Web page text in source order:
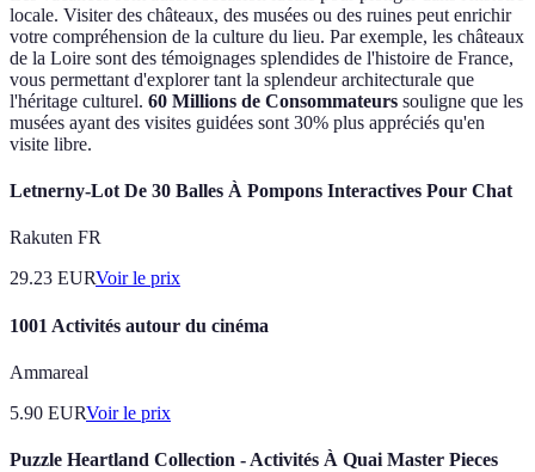
locale. Visiter des châteaux, des musées ou des ruines peut enrichir
votre compréhension de la culture du lieu. Par exemple, les châteaux
de la Loire sont des témoignages splendides de l'histoire de France,
vous permettant d'explorer tant la splendeur architecturale que
l'héritage culturel. 60 Millions de Consommateurs souligne que les
musées ayant des visites guidées sont 30% plus appréciés qu'en
visite libre.
Letnerny-Lot De 30 Balles À Pompons Interactives Pour Chat
Rakuten FR
29.23 EURVoir le prix
1001 Activités autour du cinéma
Ammareal
5.90 EURVoir le prix
Puzzle Heartland Collection - Activités À Quai Master Pieces